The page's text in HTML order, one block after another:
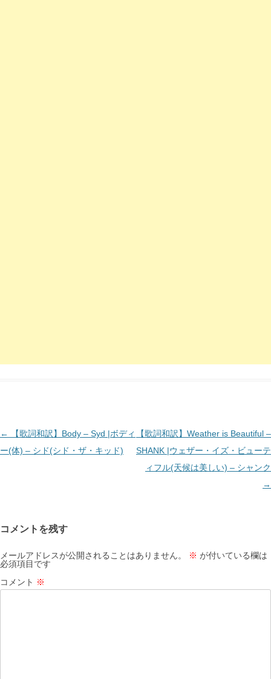
投
稿
シ
ョ
ン
←
【歌詞和訳】Body – Syd |ボディ
ー(体) – シド(シド・ザ・キッド)
【歌詞和訳】Weather is Beautiful –
SHANK |ウェザー・イズ・ビューテ
ィフル(天候は美しい) – シャンク
→
コメントを残す
メールアドレスが公開されることはありません。 ※ が付いている欄は
必須項目です
コメント ※